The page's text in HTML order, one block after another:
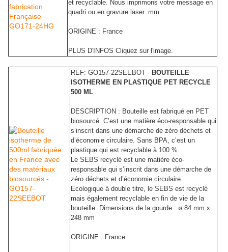
et recyclable. Nous imprimons votre message en
quadri ou en gravure laser. mm
ORIGINE : France
PLUS D'INFOS Cliquez sur l'image.
REF: GO157-22SEEBOT - BOUTEILLE
ISOTHERME EN PLASTIQUE PET RECYCLE
500 ML
DESCRIPTION : Bouteille est fabriqué en PET
biosourcé. C’est une matière éco-responsable qui
s’inscrit dans une démarche de zéro déchets et
d’économie circulaire. Sans BPA, c’est un
plastique qui est recyclable à 100 %.
Le SEBS recyclé est une matière éco-
responsable qui s’inscrit dans une démarche de
zéro déchets et d’économie circulaire.
Ecologique à double titre, le SEBS est recyclé
mais également recyclable en fin de vie de la
bouteille. Dimensions de la gourde : ø 84 mm x
248 mm
ORIGINE : France